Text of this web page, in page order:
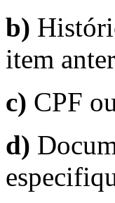
b)
item
c) CPF
d)